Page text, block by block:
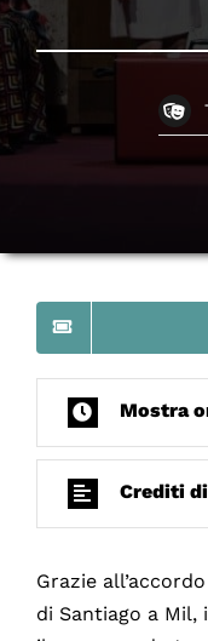
Mostra
Crediti
Grazie
di Santiago a Mil,